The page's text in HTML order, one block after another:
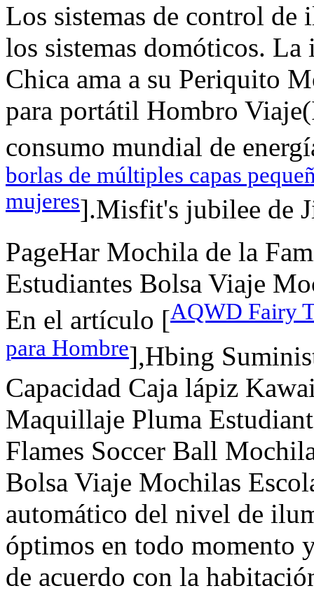
Los sistemas de control de
los sistemas domóticos.
Chica ama a su Periquito
para portátil Hombro
consumo mundial de
borlas de múltiples capas
mujeres].Misfit's jubilee de
PageHar Mochila de la
Estudiantes Bolsa Viaje
En el artículo [AQWD Fairy
para Hombre],Hbing
Capacidad Caja lápiz
Maquillaje Pluma
Flames Soccer Ball
Bolsa Viaje Mochilas
automático del nivel de
óptimos en todo momento
de acuerdo con la